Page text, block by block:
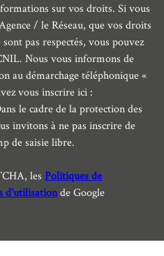
sur vos droits. Si vous
/ le Réseau, que vos droits
pas respectés, vous pouvez
Nous vous informons de
au démarchage téléphonique «
vous inscrire ici :
le cadre de la protection des
invitons à ne pas inscrire de
de saisie libre.
les Politiques de
d'utilisationde Google